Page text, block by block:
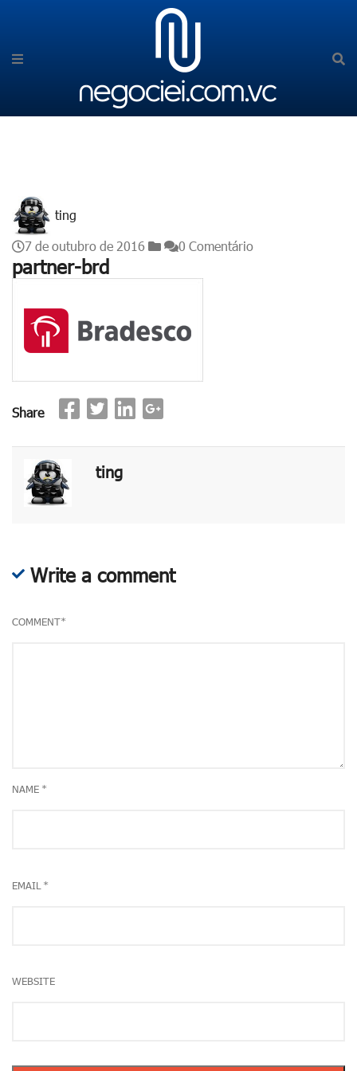
ting
7 de outubro de 2016 0 Comentário
partner-brd
Share
ting
Write a comment
COMMENT*
NAME *
EMAIL *
WEBSITE